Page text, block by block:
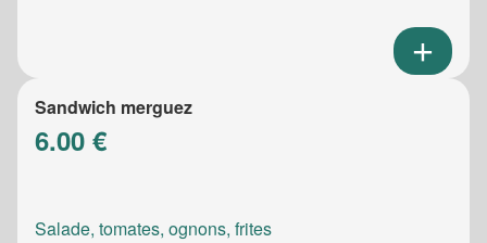
Sandwich merguez
6.00 €
Salade, tomates, ognons, frites